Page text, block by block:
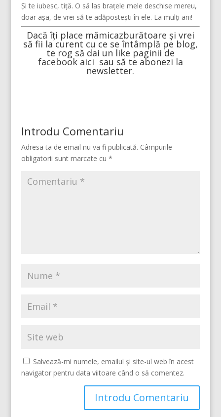
Și te iubesc, tiță. O să las brațele mele deschise mereu,
doar așa, de vrei să te adăpostești în ele. La mulți ani!
Dacă îți place mămicazburătoare și vrei
să fii la curent cu ce se întâmplă pe blog,
te rog să dai un like paginii de
facebook aici sau să te abonezi la
newsletter.
Introdu Comentariu
Adresa ta de email nu va fi publicată. Câmpurile
obligatorii sunt marcate cu *
Salvează-mi numele, emailul și site-ul web în acest
navigator pentru data viitoare când o să comentez.